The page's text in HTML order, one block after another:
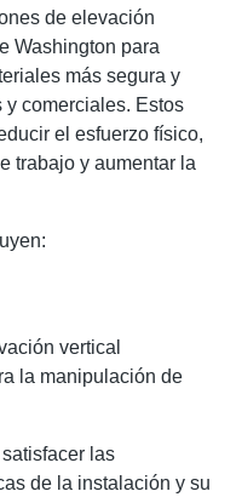
de elevación
Washington para
más segura y
comerciales. Estos
el esfuerzo físico,
trabajo y aumentar la
vertical
la manipulación de
las
de la instalación y su